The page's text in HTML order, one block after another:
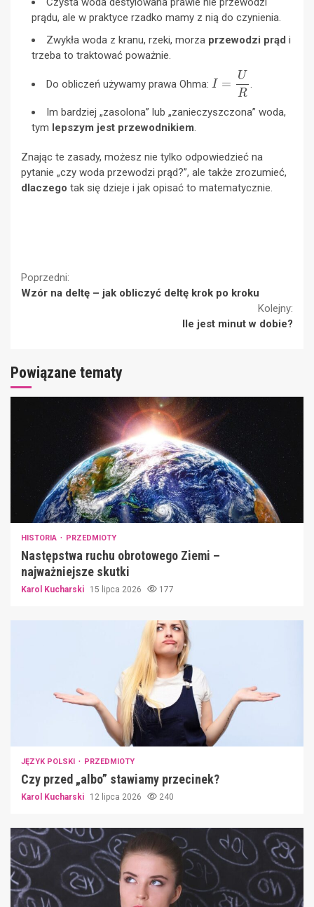
prądu, ale w praktyce rzadko mamy z nią do czynienia.
Zwykła woda z kranu, rzeki, morza przewodzi prąd i
trzeba to traktować poważnie.
Do obliczeń używamy prawa Ohma:
I=
.
Im bardziej „zasolona” lub „zanieczyszczona” woda,
tym lepszym jest przewodnikiem.
Znając te zasady, możesz nie tylko odpowiedzieć na
pytanie „czy woda przewodzi prąd?”, ale także zrozumieć,
dlaczego tak się dzieje i jak opisać to matematycznie.
Continue
Poprzedni:
Wzór na deltę – jak obliczyć deltę krok po kroku
Kolejny:
Ile jest minut w dobie?
Powiązane tematy
HISTORIA PRZEDMIOTY
Następstwa ruchu obrotowego Ziemi –
najważniejsze skutki
Karol Kucharski 15 lipca 2026 177
JĘZYK POLSKI PRZEDMIOTY
Czy przed „albo” stawiamy przecinek?
Karol Kucharski 12 lipca 2026 240